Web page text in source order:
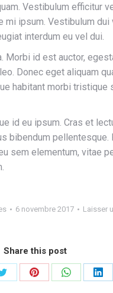
Vestibulum efficitur
ipsum. Vestibulum
interdum eu vel dui.
Morbi id est auctor,
Donec eget aliquam
habitant morbi
id eu ipsum. Cras et
bibendum
sem elementum, vitae
6 novembre 2017 Laisser
Share this post
PartagerPartagerPartager